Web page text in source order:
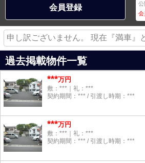
会員登録
申し訳ございません。 現在『満車』
過去掲載物件一覧
***万円
敷：***｜礼：***
契約期間：*** / 引渡し時期：***
***万円
敷：***｜礼：***
契約期間：*** / 引渡し時期：***